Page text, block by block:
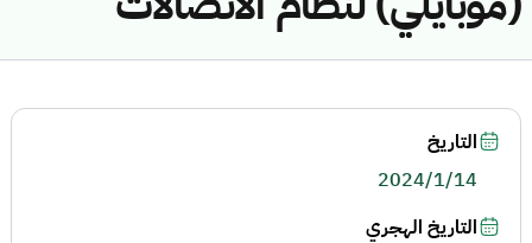
التاريخ
2024/1/14
التاريخ الهجري